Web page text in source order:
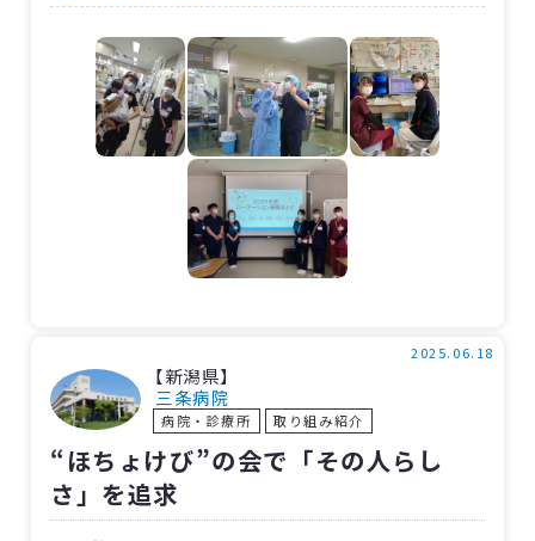
新人看護師6人にとっては看護師としての第一
歩を踏み出す大切な時期。個々に合った配属先
を決定するのは難しい選択です。そこで、八つの
部署で研修をした上で部署を決定することにし
ました。
研修後のアンケートでは、新人看護師から
「自分が病棟で働くイメージができた」、受け
入れ部署からは「配属後も研修で関わった看護
現在、新人看護師たちは5月1日に決定した部
署で指導を受けながら頑張っています。
【新潟県】
三条病院
病院・診療所 取り組み紹介
2025.06.18
“ほちょけび”の会で「その人らし
さ」を追求